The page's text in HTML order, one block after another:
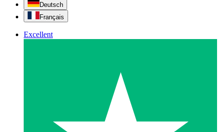
Deutsch
Français
Excellent